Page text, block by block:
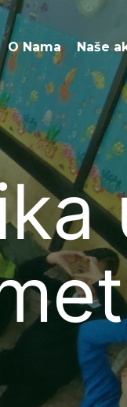
Naše
O Nama Naše